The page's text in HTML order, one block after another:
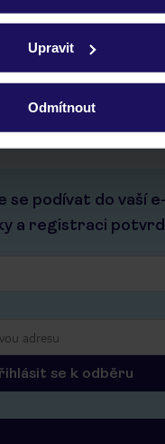
o souborech cookie
údajů.Upravit
Odmítnout
aplikaci TUI
nabídek a možnost jejich
a naposledy zobrazené
všechny informace o tvé
se podívat do vaší
a registraci
se k odběru